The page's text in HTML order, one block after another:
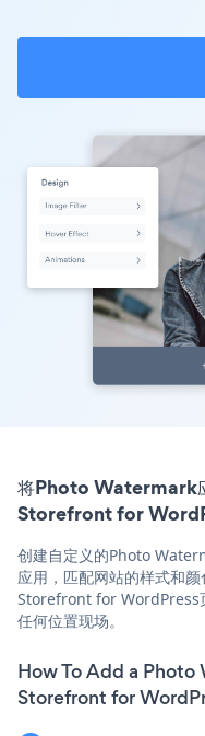
将Photo Watermark
Storefront for
创建自定义的Photo
应用，匹配网站的样式和
Storefront for WordPress
任何位置现场。
How To Add a
Storefront for